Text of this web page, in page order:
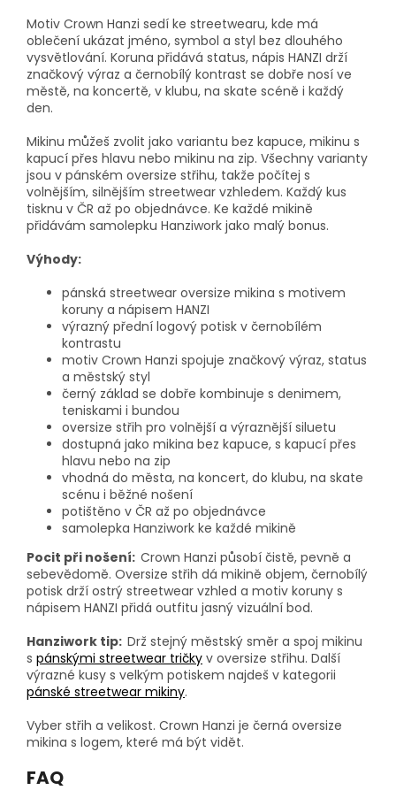
Motiv Crown Hanzi sedí ke streetwearu, kde má
oblečení ukázat jméno, symbol a styl bez dlouhého
vysvětlování. Koruna přidává status, nápis HANZI drží
značkový výraz a černobílý kontrast se dobře nosí ve
městě, na koncertě, v klubu, na skate scéně i každý
den.
Mikinu můžeš zvolit jako variantu bez kapuce, mikinu s
kapucí přes hlavu nebo mikinu na zip. Všechny varianty
jsou v pánském oversize střihu, takže počítej s
volnějším, silnějším streetwear vzhledem. Každý kus
tisknu v ČR až po objednávce. Ke každé mikině
přidávám samolepku Hanziwork jako malý bonus.
Výhody:
pánská streetwear oversize mikina s motivem
koruny a nápisem HANZI
výrazný přední logový potisk v černobílém
kontrastu
motiv Crown Hanzi spojuje značkový výraz, status
a městský styl
černý základ se dobře kombinuje s denimem,
teniskami i bundou
oversize střih pro volnější a výraznější siluetu
dostupná jako mikina bez kapuce, s kapucí přes
hlavu nebo na zip
vhodná do města, na koncert, do klubu, na skate
scénu i běžné nošení
potištěno v ČR až po objednávce
samolepka Hanziwork ke každé mikině
Pocit při nošení: Crown Hanzi působí čistě, pevně a
sebevědomě. Oversize střih dá mikině objem, černobílý
potisk drží ostrý streetwear vzhled a motiv koruny s
nápisem HANZI přidá outfitu jasný vizuální bod.
Hanziwork tip: Drž stejný městský směr a spoj mikinu
s pánskými streetwear tričky v oversize střihu. Další
výrazné kusy s velkým potiskem najdeš v kategorii
pánské streetwear mikiny.
Vyber střih a velikost. Crown Hanzi je černá oversize
mikina s logem, které má být vidět.
FAQ